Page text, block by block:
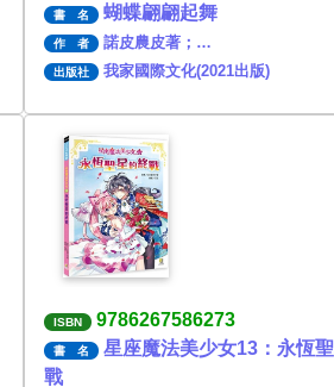
書 名 蝴蝶翩翩起舞
作 者 諾皮農皮著；…
出版社 我家國際文化(2021出版)
ISBN 9786267586273
書 名
星座魔法美少女13：永恆
戰